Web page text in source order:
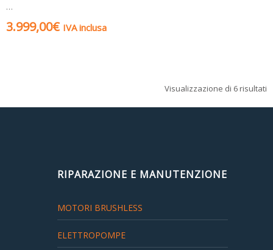
…
3.999,00€ IVA inclusa
Visualizzazione di 6 risultati
RIPARAZIONE E MANUTENZIONE
MOTORI BRUSHLESS
ELETTROPOMPE